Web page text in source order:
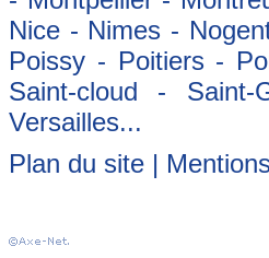
Nice - Nimes -
Poissy - Poitiers -
Saint-cloud -
Versailles...
Plan du site |